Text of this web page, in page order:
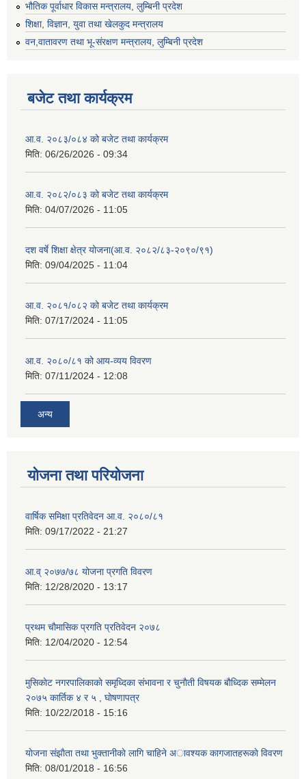
भौतिक पूर्वाधार विकास मन्त्रालय, लुम्बिनी प्रदेश
शिक्षा, विज्ञान, युवा तथा खेलकुद मन्‍‍त्रालय
वन,वातावरण तथा भू-संरक्षण मन्त्रालय, लुम्बिनी प्रदेश
बजेट तथा कार्यक्रम
आ.व. २०८३/०८४ को बजेट तथा कार्यक्रम
मिति: 06/26/2026 - 09:34
आ.व. २०८२/०८३ को बजेट तथा कार्यक्रम
मिति: 04/07/2026 - 11:05
दश वर्षे शिक्षा क्षेत्र योजना(आ.व. २०८२/८३-२०९०/९१)
मिति: 09/04/2025 - 11:04
आ.व. २०८१/०८२ को बजेट तथा कार्यक्रम
मिति: 07/17/2024 - 11:05
आ.व. २०८०/८१ को आय-व्यय विवरण
मिति: 07/11/2024 - 12:08
अन्य
योजना तथा परियोजना
वार्षिक समिक्षा प्रतिवेदन आ.व. २०८०/८१
मिति: 09/17/2022 - 21:27
आ.व् २०७७/७८ योजना प्रगति विवरण
मिति: 12/28/2020 - 13:17
प्रथम चाैमासिक प्रगति प्रतिवेदन २०७८
मिति: 12/04/2020 - 12:54
मुसिकाेट नगरपालिकाकाे समृध्दिका संभावना र चुनाैती विषयक बाैध्दिक सम्मेलन
२०७५ कार्तिक ४ र ५ , घाेषणापत्र
मिति: 10/22/2018 - 15:16
याेजना संझाैता तथा भुक्तानीकाे लागि चाहिने अावश्यक कागजातहरूकाे विवरण
मिति: 08/01/2018 - 16:56